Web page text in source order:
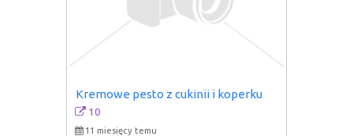
Kremowe pesto z cukinii i koperku
10
11 miesięcy temu